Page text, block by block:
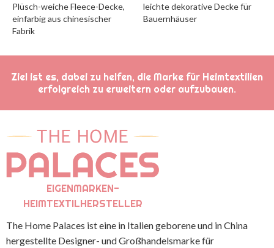
Plüsch-weiche Fleece-Decke,
einfarbig aus chinesischer
Fabrik
leichte dekorative Decke für
Bauernhäuser
Ziel ist es, dabei zu helfen, die Marke für Heimtextilien
erfolgreich zu erweitern oder aufzubauen.
EIGENMARKEN-
HEIMTEXTILHERSTELLER
The Home Palaces ist eine in Italien geborene und in China
hergestellte Designer- und Großhandelsmarke für